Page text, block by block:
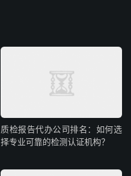
质检报告代办公司排名：如何选
择专业可靠的检测认证机构？